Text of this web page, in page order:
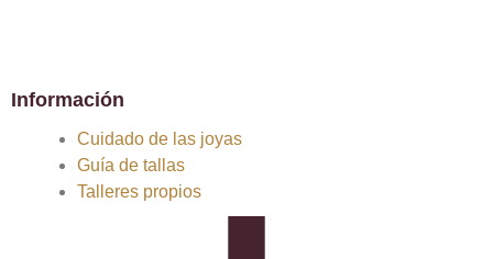
Información
Cuidado de las joyas
Guía de tallas
Talleres propios